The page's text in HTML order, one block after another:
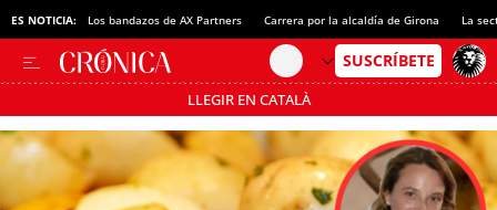
ES NOTICIA: Los bandazos de AX Partners Carrera por la alcaldía de Girona La
LLEGIR EN CATALÀ
Pásate al MODO AHORRO